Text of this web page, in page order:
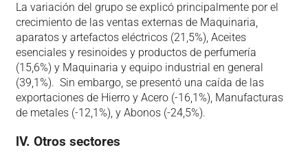
La variación del grupo se explicó principalmente por el
crecimiento de las ventas externas de Maquinaria,
aparatos y artefactos eléctricos (21,5%), Aceites
esenciales y resinoides y productos de perfumería
(15,6%) y Maquinaria y equipo industrial en general
(39,1%). Sin embargo, se presentó una caída de las
exportaciones de Hierro y Acero (-16,1%), Manufacturas
de metales (-12,1%), y Abonos (-24,5%).
lV. Otros sectores